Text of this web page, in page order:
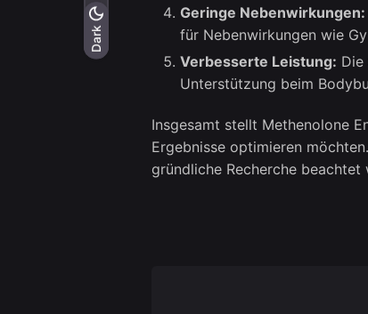
Dark
Dark
Light
Geringe Nebenwirkungen:
für Nebenwirkungen wie
Verbesserte Leistung:
Unterstützung beim
Insgesamt stellt Methenolone
Ergebnisse optimieren
gründliche Recherche beachtet